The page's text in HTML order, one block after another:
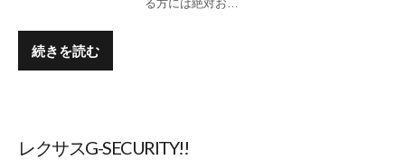
る方には絶対お…
続きを読む
レクサスG-SECURITY!!